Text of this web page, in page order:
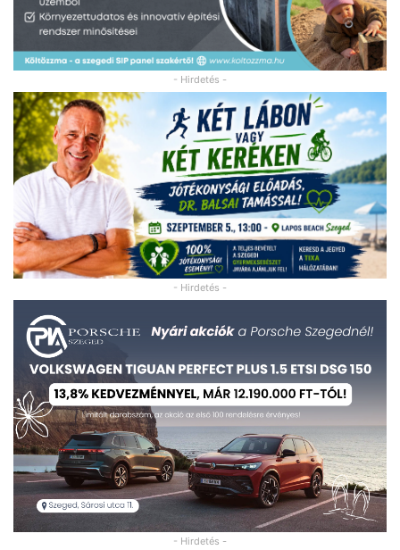
- Hirdetés -
- Hirdetés -
- Hirdetés -